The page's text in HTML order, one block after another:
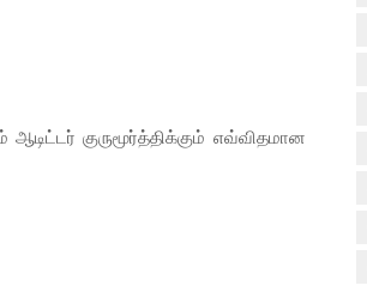
குருமூர்த்திக்கும் எவ்விதமான